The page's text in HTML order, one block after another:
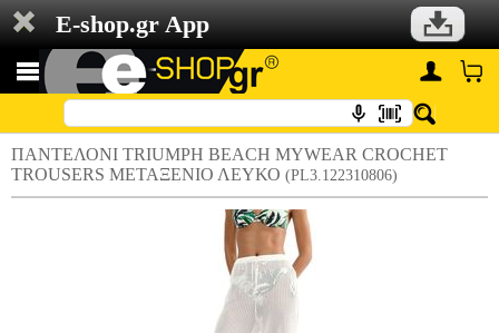
E-shop.gr App
ΠΑΝΤΕΛΟΝΙ TRIUMPH BEACH MYWEAR CROCHET
TROUSERS ΜΕΤΑΞΕΝΙΟ ΛΕΥΚΟ (PL3.122310806)